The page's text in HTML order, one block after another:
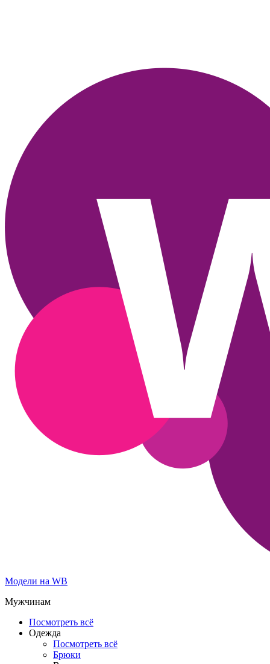
Модели на WB
Мужчинам
Посмотреть всё
Одежда
Посмотреть всё
Брюки